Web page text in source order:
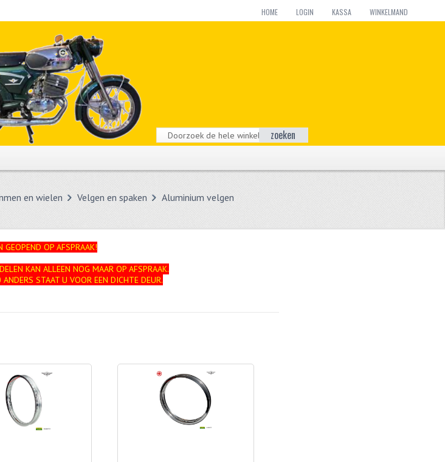
HOME LOGIN KASSA WINKELMAND
zoeken
en wielen Velgen en spaken Aluminium velgen
GEOPEND OP AFSPRAAK!
KAN ALLEEN NOG MAAR OP AFSPRAAK.
STAAT U VOOR EEN DICHTE DEUR.